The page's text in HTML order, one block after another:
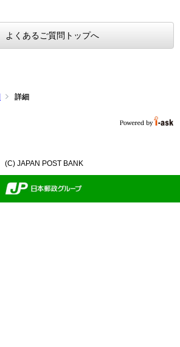
よくあるご質問トップへ
詳細
(C) JAPAN POST BANK